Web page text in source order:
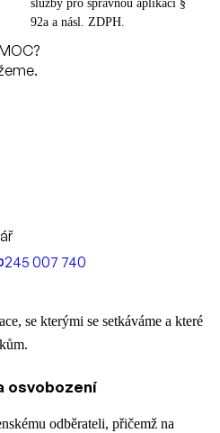
služby pro správnou aplikaci §
92a a násl. ZDPH.
245 007 740
se kterými se setkáváme a které
osvobození
odběrateli, přičemž na